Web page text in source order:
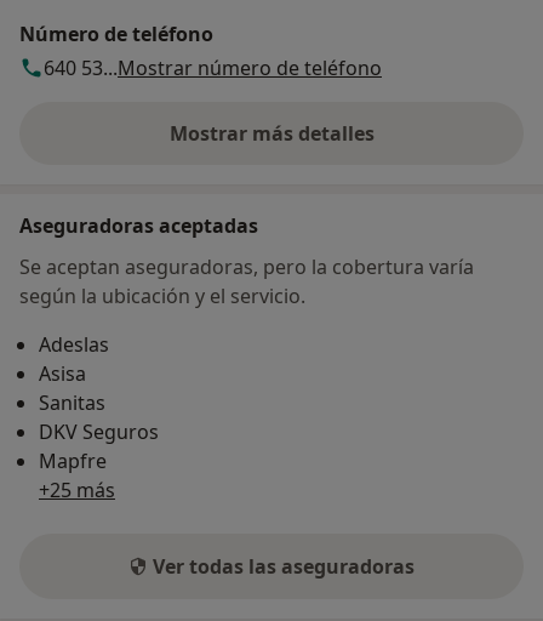
Número de teléfono
640 53...Mostrar número de teléfono
Mostrar más detalles
sobre la dirección
Aseguradoras aceptadas
Se aceptan aseguradoras, pero la cobertura varía
según la ubicación y el servicio.
Adeslas
Asisa
Sanitas
DKV Seguros
Mapfre
+25 más
Ver todas las aseguradoras